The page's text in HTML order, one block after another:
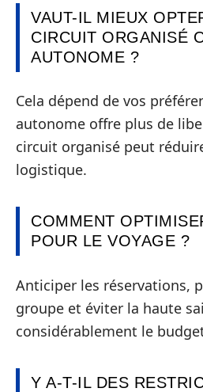
VAUT-IL MIEUX
CIRCUIT ORGANISÉ
AUTONOME ?
Cela dépend de vos
autonome offre plus de
circuit organisé peut
logistique.
COMMENT
POUR LE VOYAGE ?
Anticiper les réservations,
groupe et éviter la haute
considérablement le
Y A-T-IL DES